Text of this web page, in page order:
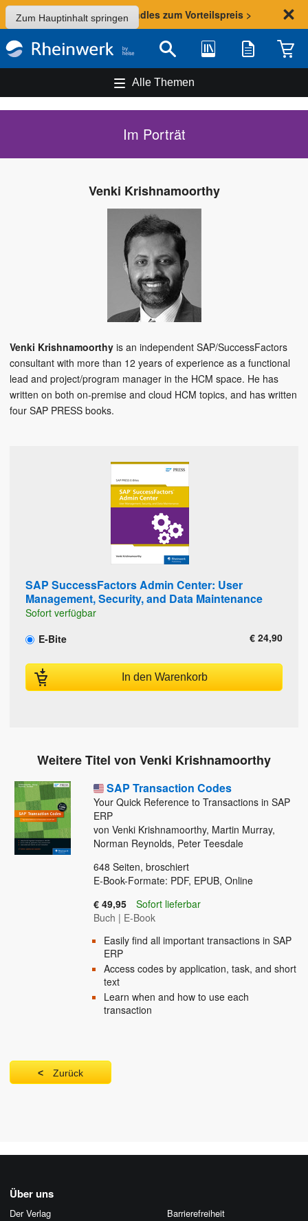
Zum Hauptinhalt springen
Sommer-Aktion: Bundles zum Vorteilspreis >
Suche Bibliothek Merkliste
Alle Themen
Im Porträt
Venki Krishnamoorthy
Venki Krishnamoorthy is an independent SAP/SuccessFactors
consultant with more than 12 years of experience as a functional
lead and project/program manager in the HCM space. He has
written on both on-premise and cloud HCM topics, and has written
four SAP PRESS books.
SAP SuccessFactors Admin Center: User
Management, Security, and Data Maintenance
Sofort verfügbar
E-Bite
€ 24,90
In den Warenkorb
Weitere Titel von Venki Krishnamoorthy
SAP Transaction Codes
Your Quick Reference to Transactions in SAP
ERP
von Venki Krishnamoorthy, Martin Murray,
Norman Reynolds, Peter Teesdale
648 Seiten, broschiert
E-Book-Formate: PDF, EPUB, Online
€ 49,95
Sofort lieferbar
Buch | E-Book
Easily find all important transactions in SAP
ERP
Access codes by application, task, and short
text
Learn when and how to use each
transaction
Zurück
Über uns
Der Verlag
Barrierefreiheit